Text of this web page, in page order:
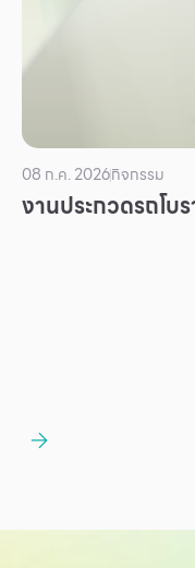
เกี่ยวกับเรา
ตำแหน่งงาน
สมัครงาน
08 ก.ค. 2026กิจกรรม
งานประกวดรถโบ